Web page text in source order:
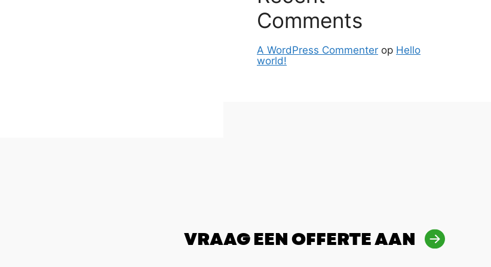
Comments
A WordPress Commenter op Hello
world!
VRAAG EEN OFFERTE AAN